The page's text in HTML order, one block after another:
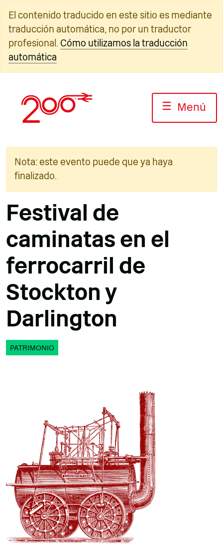
contenido
El contenido traducido en este sitio es mediante
traducción automática, no por un traductor
profesional. Cómo utilizamos la traducción
automática
☰ Menú
Nota: este evento puede que ya haya
finalizado.
Festival de
caminatas en el
ferrocarril de
Stockton y
Darlington
PATRIMONIO